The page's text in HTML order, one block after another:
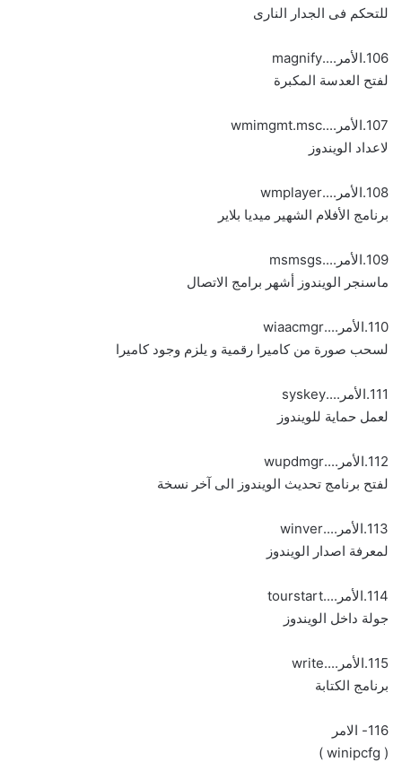
للتحكم فى الجدار النارى
106.الأمر....magnify
لفتح العدسة المكبرة
107.الأمر....wmimgmt.msc
لاعداد الويندوز
108.الأمر....wmplayer
برنامج الأفلام الشهير ميديا بلاير
109.الأمر....msmsgs
ماسنجر الويندوز أشهر برامج الاتصال
110.الأمر....wiaacmgr
لسحب صورة من كاميرا رقمية و يلزم وجود كاميرا
111.الأمر....syskey
لعمل حماية للويندوز
112.الأمر....wupdmgr
لفتح برنامج تحديث الويندوز الى آخر نسخة
113.الأمر....winver
لمعرفة اصدار الويندوز
114.الأمر....tourstart
جولة داخل الويندوز
115.الأمر....write
برنامج الكتابة
116- الامر
( winipcfg )